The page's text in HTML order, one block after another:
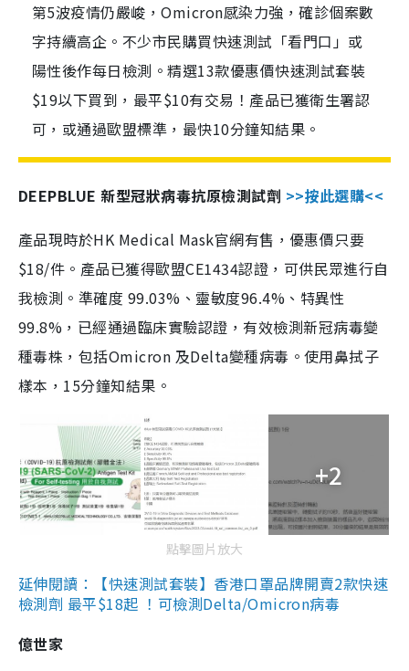
第5波疫情仍嚴峻，Omicron感染力強，確診個案數
字持續高企。不少市民購買快速測試「看門口」或
陽性後作每日檢測。精選13款優惠價快速測試套裝
$19以下買到，最平$10有交易！產品已獲衛生署認
可，或通過歐盟標準，最快10分鐘知結果。
DEEPBLUE 新型冠狀病毒抗原檢測試劑 >>按此選購<<
產品現時於HK Medical Mask官網有售，優惠價只要
$18/件。產品已獲得歐盟CE1434認證，可供民眾進行自
我檢測。準確度 99.03%、靈敏度96.4%、特異性
99.8%，已經通過臨床實驗認證，有效檢測新冠病毒變
種毒株，包括Omicron 及Delta變種病毒。使用鼻拭子
樣本，15分鐘知結果。
+2
點擊圖片放大
延伸閱讀：【快速測試套裝】香港口罩品牌開賣2款快速
檢測劑 最平$18起 ！可檢測Delta/Omicron病毒
億世家